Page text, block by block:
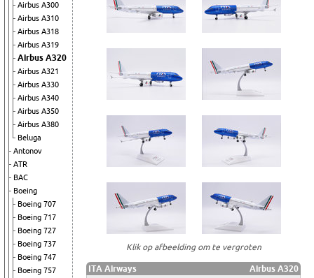
Airbus A300
Airbus A310
Airbus A318
Airbus A319
Airbus A320
Airbus A321
Airbus A330
Airbus A340
Airbus A350
Airbus A380
Beluga
Antonov
ATR
BAC
Boeing
Boeing 707
Boeing 717
Boeing 727
Boeing 737
Boeing 747
Boeing 757
Klik op afbeelding om te vergroten
ITA Airways
Airbus A320